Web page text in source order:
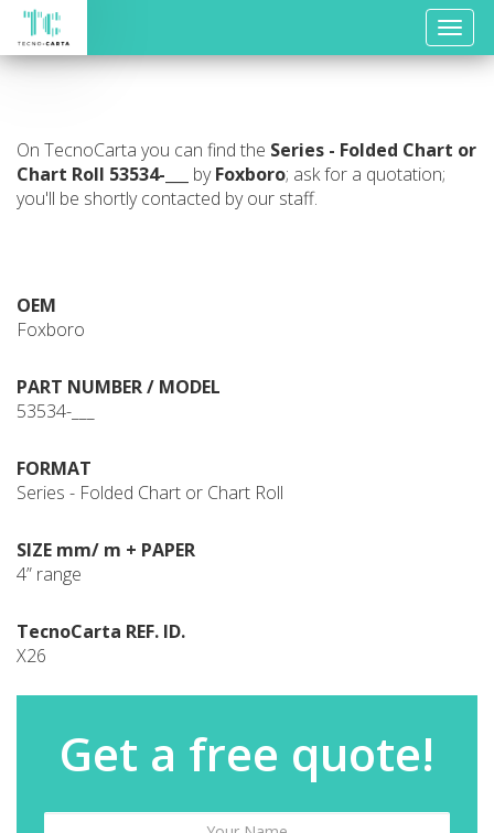
Toggle
On TecnoCarta you can find the Series - Folded Chart or
Chart Roll 53534-___ byFoxboro; ask for a quotation;
you'll be shortly contacted by our staff.
OEM
Foxboro
PART NUMBER / MODEL
53534-___
FORMAT
Series - Folded Chart or Chart Roll
SIZE mm/ m + PAPER
4” range
TecnoCarta REF. ID.
X26
Get a free quote!